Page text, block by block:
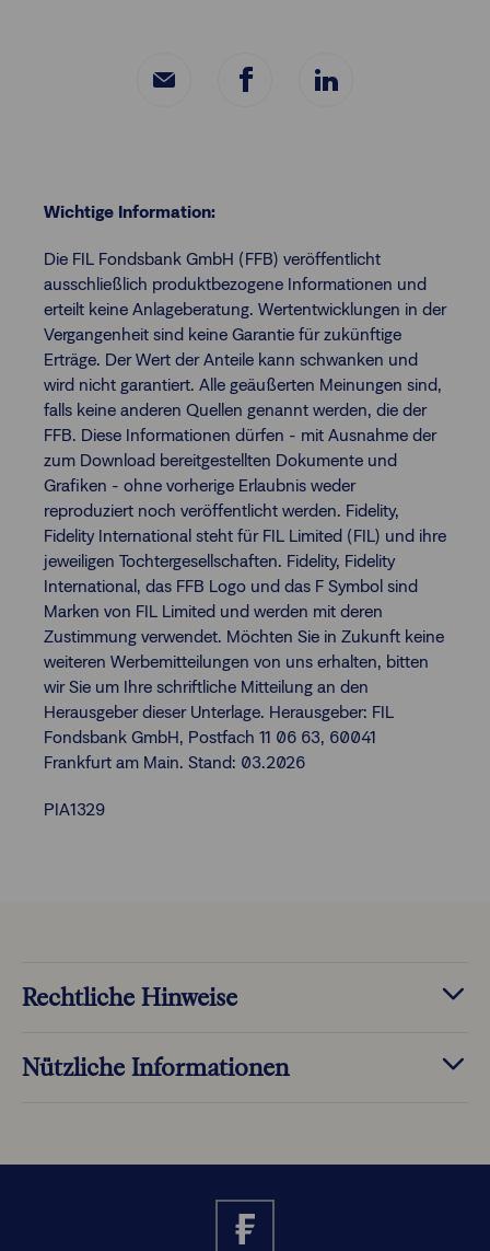
Wichtige Information:
Die FIL Fondsbank GmbH (FFB) veröffentlicht
ausschließlich produktbezogene Informationen und
erteilt keine Anlageberatung. Wertentwicklungen in der
Vergangenheit sind keine Garantie für zukünftige
Erträge. Der Wert der Anteile kann schwanken und
wird nicht garantiert. Alle geäußerten Meinungen sind,
falls keine anderen Quellen genannt werden, die der
FFB. Diese Informationen dürfen - mit Ausnahme der
zum Download bereitgestellten Dokumente und
Grafiken - ohne vorherige Erlaubnis weder
reproduziert noch veröffentlicht werden. Fidelity,
Fidelity International steht für FIL Limited (FIL) und ihre
jeweiligen Tochtergesellschaften. Fidelity, Fidelity
International, das FFB Logo und das F Symbol sind
Marken von FIL Limited und werden mit deren
Zustimmung verwendet. Möchten Sie in Zukunft keine
weiteren Werbemitteilungen von uns erhalten, bitten
wir Sie um Ihre schriftliche Mitteilung an den
Herausgeber dieser Unterlage. Herausgeber: FIL
Fondsbank GmbH, Postfach 11 06 63, 60041
Frankfurt am Main. Stand: 03.2026
PIA1329
Rechtliche Hinweise
Nützliche Informationen